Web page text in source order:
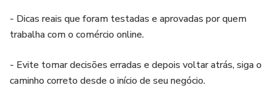
- Dicas reais que foram testadas e aprovadas por quem
trabalha com o comércio online.
- Evite tomar decisões erradas e depois voltar atrás, siga o
caminho correto desde o início de seu negócio.